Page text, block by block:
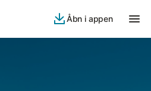
Åbn i appen